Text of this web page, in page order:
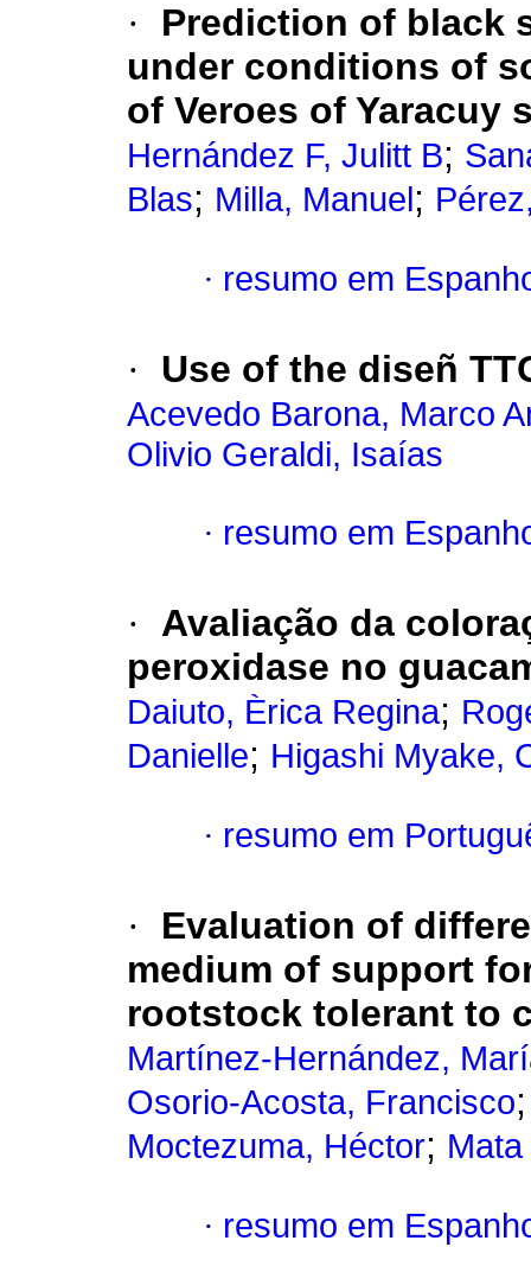
·
Prediction of black
under conditions of
of Veroes of Yaracuy
Hernández F, Julitt B;
Blas; Milla, Manuel ;
· resumo em
· Use of the diseñ
Acevedo Barona, Marco
Olivio Geraldi, Isaías
· resumo em
·
Avaliação da
peroxidase no
Daiuto, Èrica Regina;
Danielle; Higashi Myake,
· resumo em
·
Evaluation of
medium of support
rootstock tolerant to
Martínez-Hernández,
Osorio-Acosta, Francisco
Moctezuma, Héctor;
· resumo em